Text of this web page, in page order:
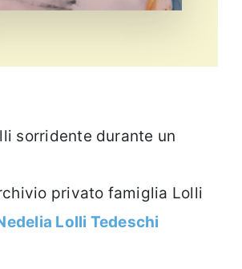
sorridente durante un
Lolli Tedeschi